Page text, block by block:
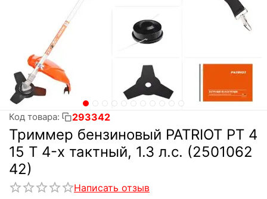
Код товара: 293342
Триммер бензиновый PATRIOT PT 4
15 T 4-х тактный, 1.3 л.с. (2501062
42)
Написать отзыв